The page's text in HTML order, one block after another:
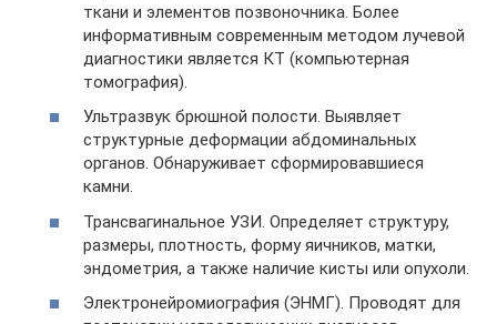
ткани и элементов позвоночника. Более
информативным современным методом лучевой
диагностики является КТ (компьютерная
томография).
Ультразвук брюшной полости. Выявляет
структурные деформации абдоминальных
органов. Обнаруживает сформировавшиеся
камни.
Трансвагинальное УЗИ. Определяет структуру,
размеры, плотность, форму яичников, матки,
эндометрия, а также наличие кисты или опухоли.
Электронейромиография (ЭНМГ). Проводят для